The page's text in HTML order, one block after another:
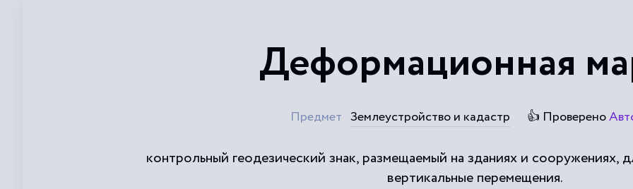
Деформационная
Предмет Землеустройство и кадастр 👍 Проверено
контрольный геодезический знак, размещаемый на зданиях и сооружениях,
вертикальные перемещения.